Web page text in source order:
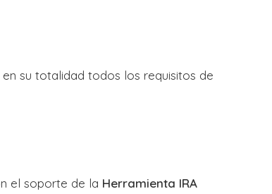
su totalidad todos los requisitos de
el soporte de la Herramienta IRA